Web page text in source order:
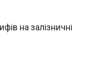
на залізничні